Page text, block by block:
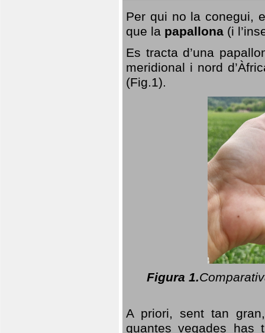
Per qui no la conegui,
que la papallona (i
Es tracta d’una
meridional i nord
(Fig.1).
Figura 1.
A priori, sent tan
quantes vegades has